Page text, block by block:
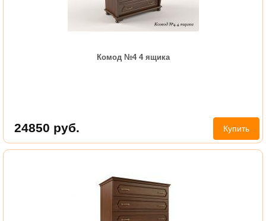
Комод №4 4 ящика
24850 руб. Купить